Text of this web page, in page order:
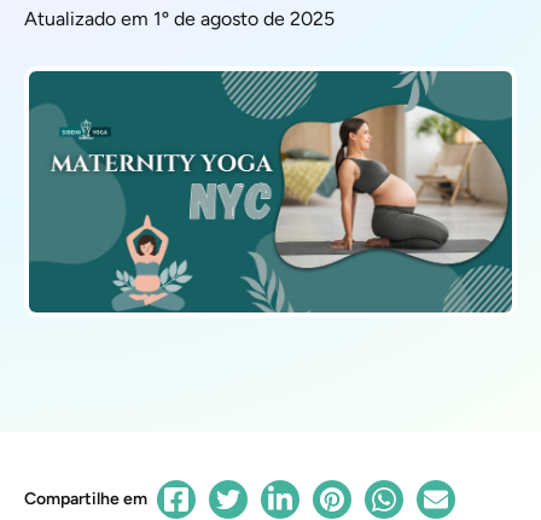
Atualizado em 1º de agosto de 2025
Compartilhe em